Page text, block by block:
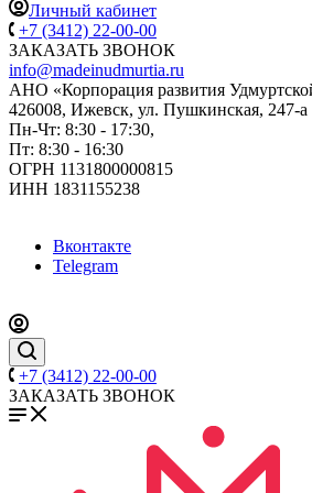
Личный кабинет
+7 (3412) 22-00-00
ЗАКАЗАТЬ ЗВОНОК
info@madeinudmurtia.ru
АНО «Корпорация развития
426008, Ижевск, ул. Пушкинская, 247-а
Пн-Чт: 8:30 - 17:30,
Пт: 8:30 - 16:30
ОГРН 1131800000815
ИНН 1831155238
Вконтакте
Telegram
+7 (3412) 22-00-00
ЗАКАЗАТЬ ЗВОНОК